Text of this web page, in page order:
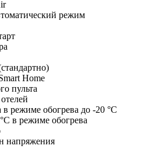
режим
Home
пульта
в режиме обогрева до -20 °С
в режиме обогрева
напряжения